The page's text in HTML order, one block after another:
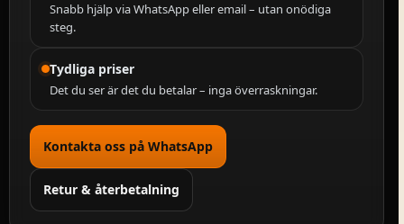
Snabb hjälp via WhatsApp eller email – utan onödiga
steg.
Tydliga priser
Det du ser är det du betalar – inga överraskningar.
Kontakta oss på WhatsApp
Retur & återbetalning